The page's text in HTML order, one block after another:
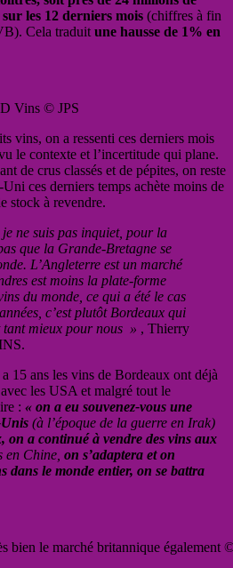
les 12 derniers mois (chiffres à fin
Cela traduit une hausse de 1% en
Vins © JPS
vins, on a ressenti ces derniers mois
le contexte et l’incertitude qui plane.
de crus classés et de pépites, on reste
ces derniers temps achète moins de
stock à revendre.
ne suis pas inquiet, pour la
que la Grande-Bretagne se
L’Angleterre est un marché
est moins la plate-forme
du monde, ce qui a été le cas
c’est plutôt Bordeaux qui
tant mieux pour nous » , Thierry
15 ans les vins de Bordeaux ont déjà
les USA et malgré tout le
: « on a eu souvenez-vous une
(à l’époque de la guerre en Irak)
on a continué à vendre des vins aux
en Chine, on s’adaptera et on
dans le monde entier, on se battra
bien le marché britannique également